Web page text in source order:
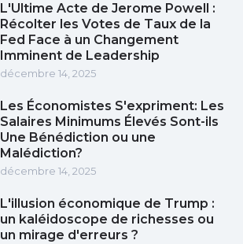
L'Ultime Acte de Jerome Powell :
Récolter les Votes de Taux de la
Fed Face à un Changement
Imminent de Leadership
décembre 14, 2025
Les Économistes S'expriment: Les
Salaires Minimums Élevés Sont-ils
Une Bénédiction ou une
Malédiction?
décembre 14, 2025
L'illusion économique de Trump :
un kaléidoscope de richesses ou
un mirage d'erreurs ?